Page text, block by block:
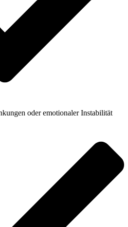
oder emotionaler Instabilität